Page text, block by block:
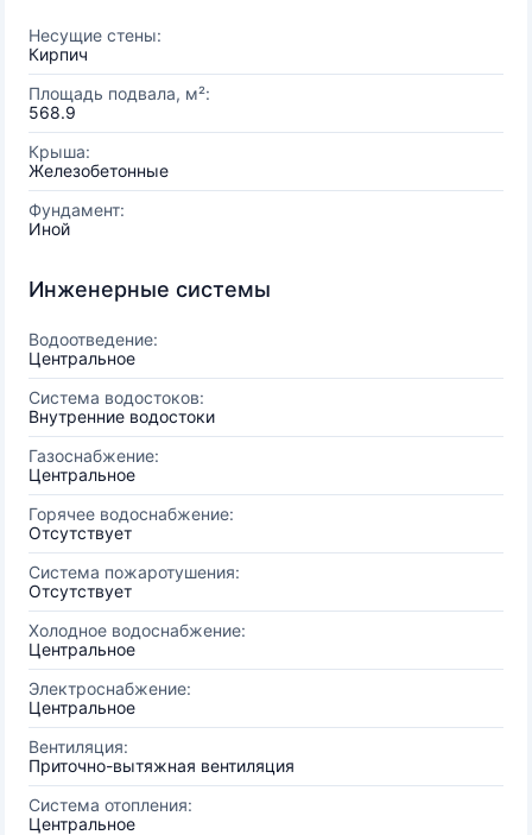
Несущие стены:
Кирпич
Площадь подвала, м²:
568.9
Крыша:
Железобетонные
Фундамент:
Иной
Инженерные системы
Водоотведение:
Центральное
Система водостоков:
Внутренние водостоки
Газоснабжение:
Центральное
Горячее водоснабжение:
Отсутствует
Система пожаротушения:
Отсутствует
Холодное водоснабжение:
Центральное
Электроснабжение:
Центральное
Вентиляция:
Приточно-вытяжная вентиляция
Система отопления:
Центральное